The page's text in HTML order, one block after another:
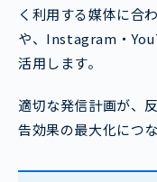
く利用する媒体に合
や、Instagram・
活用します。
適切な発信計画が、
告効果の最大化につな